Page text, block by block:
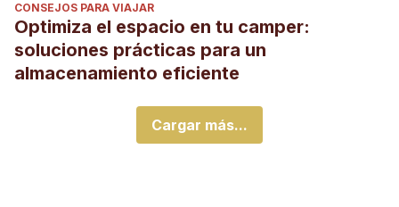
CONSEJOS PARA VIAJAR
Optimiza el espacio en tu camper:
soluciones prácticas para un
almacenamiento eficiente
Cargar más...